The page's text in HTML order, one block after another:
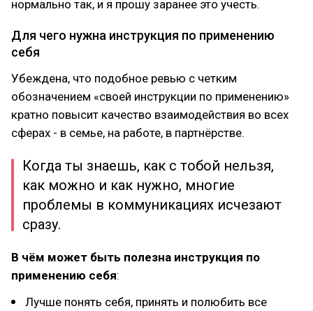
нормально так, и я прошу заранее это учесть.
Для чего нужна инструкция по применению
себя
Убеждена, что подобное ревью с четким
обозначением «своей инструкции по применению»
кратно повысит качество взаимодействия во всех
сферах - в семье, на работе, в партнёрстве.
Когда ты знаешь, как с тобой нельзя,
как можно и как нужно, многие
проблемы в коммуникациях исчезают
сразу.
В чём может быть полезна инструкция по
применению себя:
Лучше понять себя, принять и полюбить все